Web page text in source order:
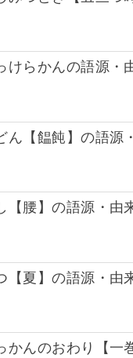
けらかんの語源・
ん【饂飩】の語源
【腰】の語源・由
【夏】の語源・由
かんのおわり【一